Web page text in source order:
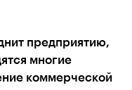
предприятию,
многие
коммерческой